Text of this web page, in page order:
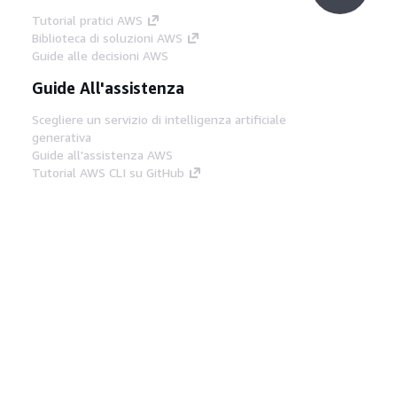
Tutorial pratici AWS
Biblioteca di soluzioni AWS
Guide alle decisioni AWS
Guide All'assistenza
Scegliere un servizio di intelligenza artificiale
generativa
Guide all'assistenza AWS
Tutorial AWS CLI su GitHub